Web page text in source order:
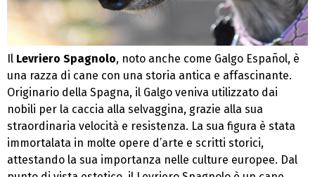
Il Levriero Spagnolo, noto anche come Galgo Español, è
una razza di cane con una storia antica e affascinante.
Originario della Spagna, il Galgo veniva utilizzato dai
nobili per la caccia alla selvaggina, grazie alla sua
straordinaria velocità e resistenza. La sua figura è stata
immortalata in molte opere d’arte e scritti storici,
attestando la sua importanza nelle culture europee. Dal